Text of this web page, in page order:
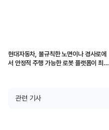
현대자동차, 불규칙한 노면이나 경사로에
서 안정적 주행 가능한 로봇 플랫폼이 최고
관련 기사